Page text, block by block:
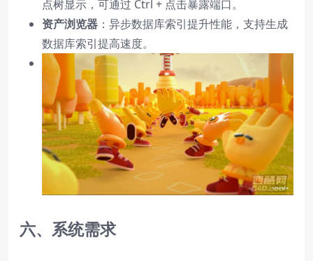
点树显示，可通过 Ctrl + 点击暴露端口。
资产浏览器 ：异步数据库索引提升性能，支持生成
数据库索引提高速度。
六、系统需求